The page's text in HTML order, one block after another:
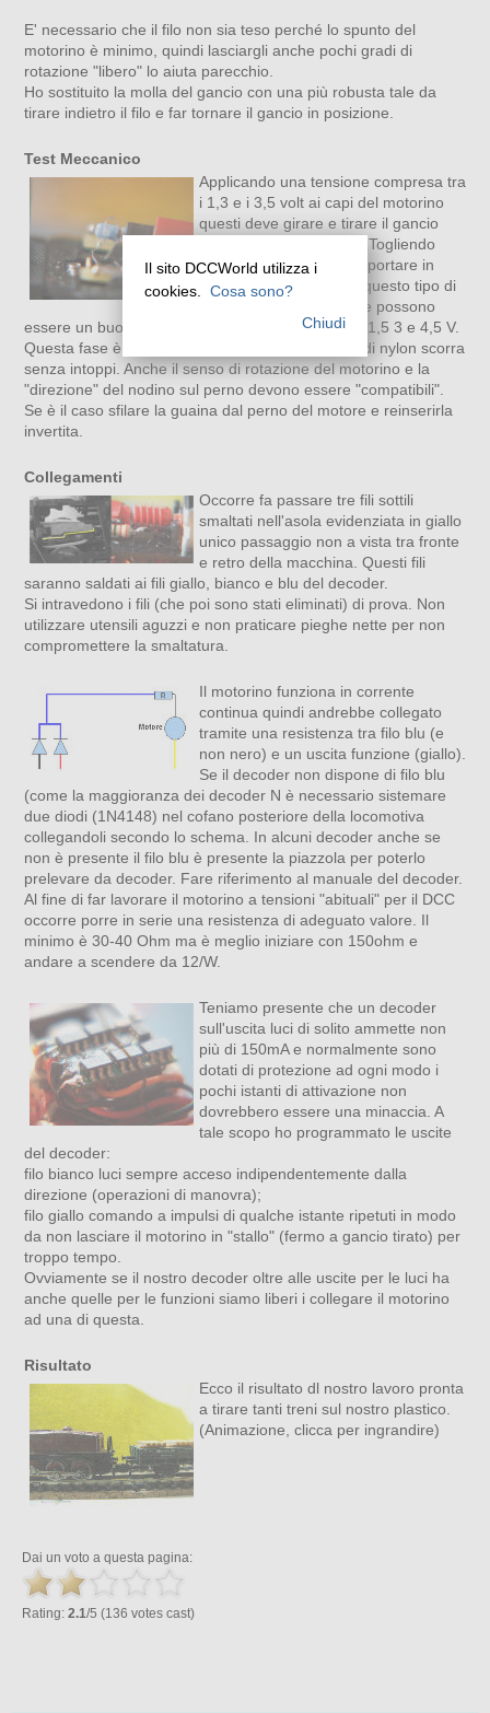
E' necessario che il filo non sia teso perché lo spunto del
motorino è minimo, quindi lasciargli anche pochi gradi di
rotazione "libero" lo aiuta parecchio.
Ho sostituito la molla del gancio con una più robusta tale da
tirare indietro il filo e far tornare il gancio in posizione.
Test Meccanico
Applicando una tensione compresa tra
i 1,3 e i 3,5 volt ai capi del motorino
questi deve girare e tirare il gancio
senza particolare fatica. Togliendo
tensione la molla deve riportare in
posizione il gancio. Per questo tipo di
prove alcune pile in serie possono
essere un buon modo per ottenere le tre tensioni 1,5 3 e 4,5 V.
Questa fase è molto delicata e richiede che il filo di nylon scorra
senza intoppi. Anche il senso di rotazione del motorino e la
"direzione" del nodino sul perno devono essere "compatibili".
Se è il caso sfilare la guaina dal perno del motore e reinserirla
invertita.
Collegamenti
Occorre fa passare tre fili sottili
smaltati nell'asola evidenziata in giallo
unico passaggio non a vista tra fronte
e retro della macchina. Questi fili
saranno saldati ai fili giallo, bianco e blu del decoder.
Si intravedono i fili (che poi sono stati eliminati) di prova. Non
utilizzare utensili aguzzi e non praticare pieghe nette per non
compromettere la smaltatura.
Il motorino funziona in corrente
continua quindi andrebbe collegato
tramite una resistenza tra filo blu (e
non nero) e un uscita funzione (giallo).
Se il decoder non dispone di filo blu
(come la maggioranza dei decoder N è necessario sistemare
due diodi (1N4148) nel cofano posteriore della locomotiva
collegandoli secondo lo schema. In alcuni decoder anche se
non è presente il filo blu è presente la piazzola per poterlo
prelevare da decoder. Fare riferimento al manuale del decoder.
Al fine di far lavorare il motorino a tensioni "abituali" per il DCC
occorre porre in serie una resistenza di adeguato valore. Il
minimo è 30-40 Ohm ma è meglio iniziare con 150ohm e
andare a scendere da 12/W.
Teniamo presente che un decoder
sull'uscita luci di solito ammette non
più di 150mA e normalmente sono
dotati di protezione ad ogni modo i
pochi istanti di attivazione non
dovrebbero essere una minaccia. A
tale scopo ho programmato le uscite
del decoder:
filo bianco luci sempre acceso indipendentemente dalla
direzione (operazioni di manovra);
filo giallo comando a impulsi di qualche istante ripetuti in modo
da non lasciare il motorino in "stallo" (fermo a gancio tirato) per
troppo tempo.
Ovviamente se il nostro decoder oltre alle uscite per le luci ha
anche quelle per le funzioni siamo liberi i collegare il motorino
ad una di questa.
Risultato
Ecco il risultato dl nostro lavoro pronta
a tirare tanti treni sul nostro plastico.
(Animazione, clicca per ingrandire)
Dai un voto a questa pagina:
Rating: 2.1/5 (136 votes cast)
Il sito DCCWorld utilizza i
cookies.
Cosa sono?
Chiudi